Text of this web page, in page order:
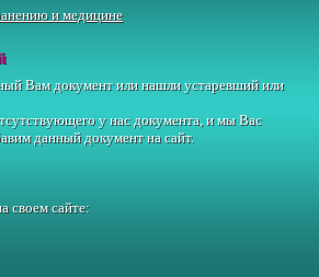
и медицине
Вам документ или нашли устаревший или
у нас документа, и мы Вас
данный документ на сайт.
своем сайте: